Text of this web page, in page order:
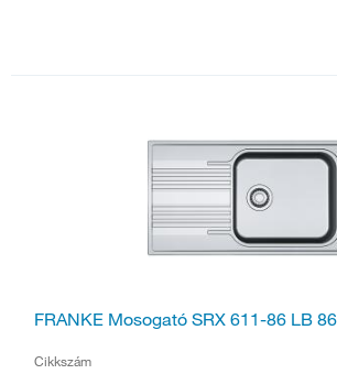
FRANKE Mosogató SRX 611-86 LB
Cikkszám